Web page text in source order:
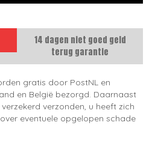
14 dagen niet goed geld
terug garantie
gratis door PostNL en
en België bezorgd. Daarnaast
verzonden, u heeft zich
eventuele opgelopen schade